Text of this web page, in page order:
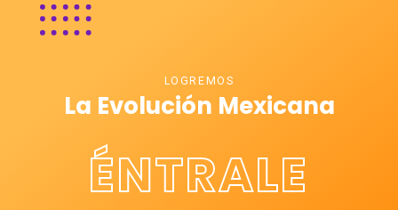
LOGREMOS
La Evolución Mexicana
ÉNTRALE